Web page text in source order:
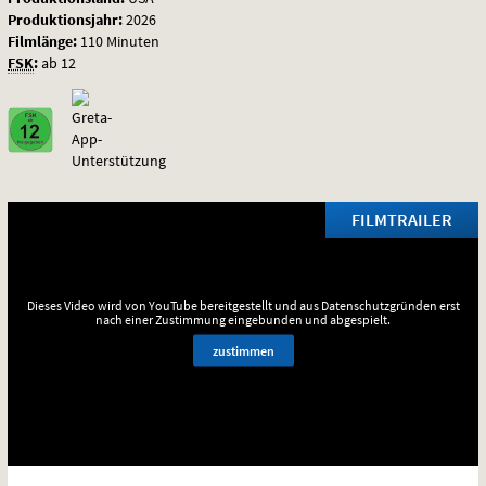
Produktionsjahr:2026
Filmlänge: 110 Minuten
FSK:ab 12
FILMTRAILER
Dieses Video wird von YouTube bereitgestellt und aus Datenschutzgründen erst
nach einer Zustimmung eingebunden und abgespielt.
zustimmen